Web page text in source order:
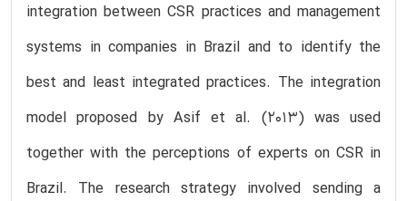
integration between CSR practices and management
systems in companies in Brazil and to identify the
best and least integrated practices. The integration
model proposed by Asif et al. (2013) was used
together with the perceptions of experts on CSR in
Brazil. The research strategy involved sending a